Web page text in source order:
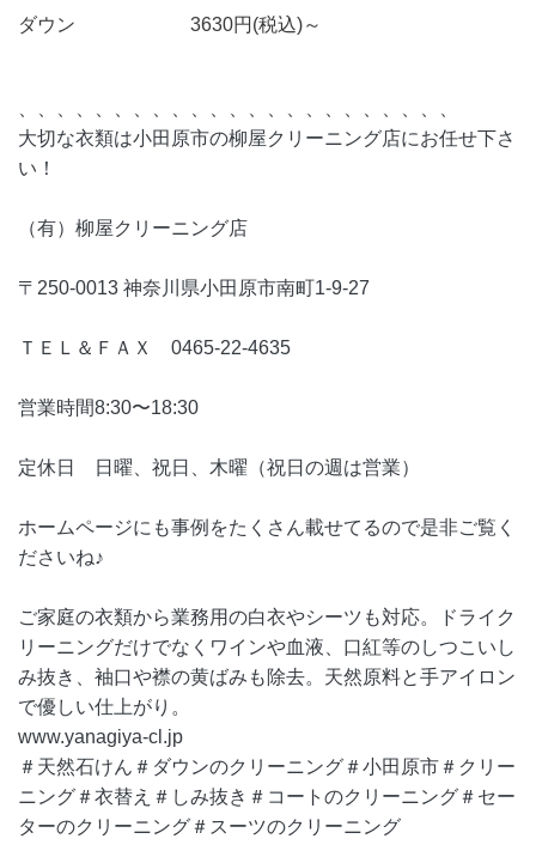
ダウン 3630円(税込)～
大切な衣類は小田原市の柳屋クリーニング店にお任せ下さ
い！
（有）柳屋クリーニング店
〒250-0013 神奈川県小田原市南町1-9-27
ＴＥＬ＆ＦＡＸ 0465-22-4635
営業時間8:30〜18:30
定休日 日曜、祝日、木曜（祝日の週は営業）
ホームページにも事例をたくさん載せてるので是非ご覧く
ださいね♪
ご家庭の衣類から業務用の白衣やシーツも対応。ドライク
リーニングだけでなくワインや血液、口紅等のしつこいし
み抜き、袖口や襟の黄ばみも除去。天然原料と手アイロン
で優しい仕上がり。
www.yanagiya-cl.jp
＃天然石けん＃ダウンのクリーニング＃小田原市＃クリー
ニング＃衣替え＃しみ抜き＃コートのクリーニング＃セー
ターのクリーニング＃スーツのクリーニング